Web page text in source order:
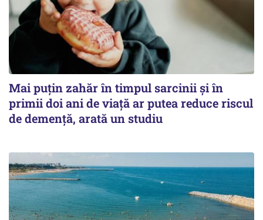
Mai puțin zahăr în timpul sarcinii și în
primii doi ani de viață ar putea reduce riscul
de demență, arată un studiu